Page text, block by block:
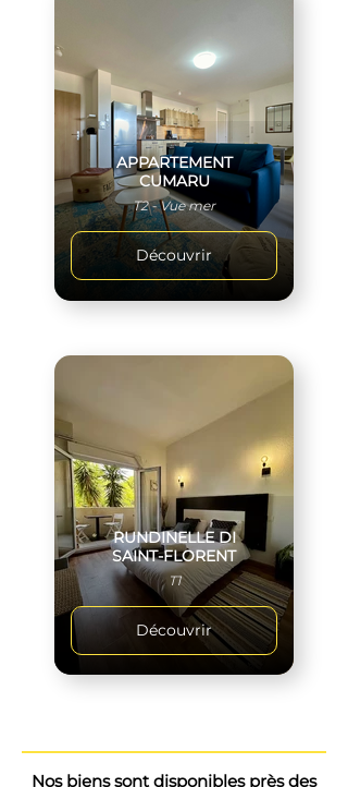
APPARTEMENT
CUMARU
T2 - Vue mer
Découvrir
RUNDINELLE DI
SAINT-FLORENT
T1
Découvrir
Nos biens sont disponibles près des